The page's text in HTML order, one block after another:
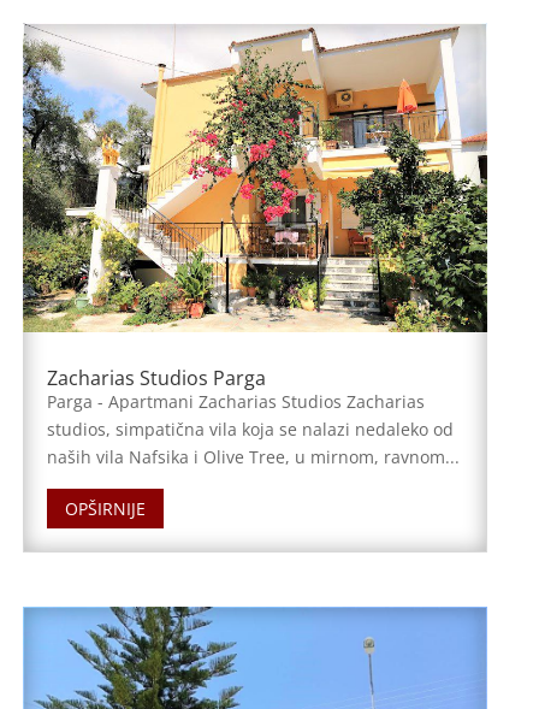
Zacharias Studios Parga
Parga - Apartmani Zacharias Studios Zacharias
studios, simpatična vila koja se nalazi nedaleko od
naših vila Nafsika i Olive Tree, u mirnom, ravnom...
OPŠIRNIJE